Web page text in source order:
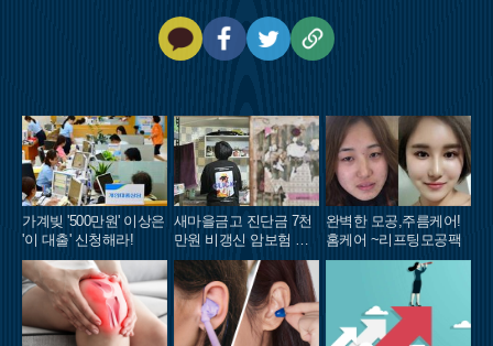
톡
북
복
사
가계빚 '500만원' 이상은
'이 대출' 신청해라!
새마을금고 진단금 7천
만원 비갱신 암보험 출
시
완벽한 모공,주름케어!
홈케어 ~리프팅모공팩